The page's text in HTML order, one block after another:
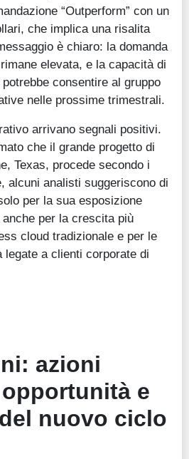
“Outperform” con un
che implica una risalita
è chiaro: la domanda
elevata, e la capacità di
consentire al gruppo
nelle prossime trimestrali.
arrivano segnali positivi.
che il grande progetto di
Texas, procede secondo i
alcuni analisti suggeriscono di
per la sua esposizione
per la crescita più
cloud tradizionale e per le
legate a clienti corporate di
azioni
e
nuovo ciclo